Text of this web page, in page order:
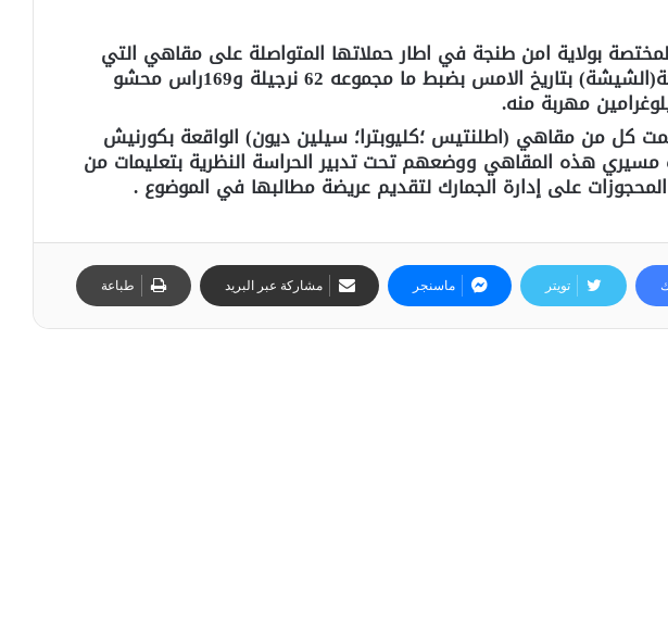
بولاية امن طنجة في اطار حملاتها المتواصلة على مقاهي التي
تقدم مواد مضرة بالصحة(الشيشة) بتاريخ الامس بضبط ما مجموعه 62 نرجيلة و169راس محشو
مهربة منه.
كل من مقاهي (اطلنتيس ؛كليوبترا؛ سيلين ديون) الواقعة بكورنيش
هذه المقاهي ووضعهم تحت تدبير الحراسة النظرية بتعليمات من
المحجوزات على إدارة الجمارك لتقديم عريضة مطالبها في الموضوع .
تويتر ماسنجر مشاركة عبر البريد طباعة